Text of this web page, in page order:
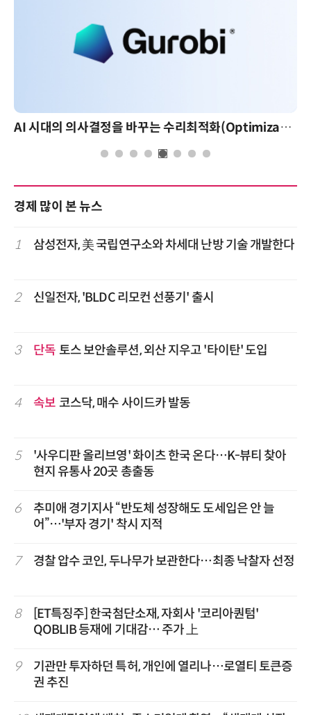
AI 시대의 의사결정을 바꾸는 수리최적화(Optimization): 실제 산업 적용 사례와 활용 전략 AI 핀옵스 실전 세미나: 폭
경제 많이 본 뉴스
1 삼성전자, 美 국립연구소와 차세대 난방 기술 개발한다
2 신일전자, 'BLDC 리모컨 선풍기' 출시
3 단독 토스 보안솔루션, 외산 지우고 '타이탄' 도입
4 속보 코스닥, 매수 사이드카 발동
5
'사우디판 올리브영' 화이츠 한국 온다…K-뷰티 찾아
현지 유통사 20곳 총출동
6
추미애 경기지사 “반도체 성장해도 도세입은 안 늘
어”…'부자 경기' 착시 지적
7 경찰 압수 코인, 두나무가 보관한다…최종 낙찰자 선정
8
[ET특징주] 한국첨단소재, 자회사 '코리아퀀텀'
QOBLIB 등재에 기대감… 주가 上
9
기관만 투자하던 특허, 개인에 열리나…로열티 토큰증
권 추진